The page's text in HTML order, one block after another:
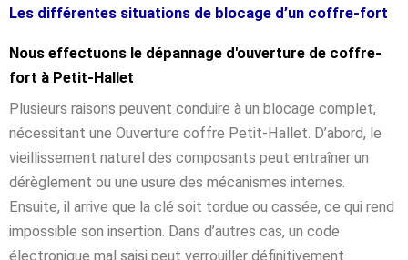
Les différentes situations de blocage d’un coffre-fort
Nous effectuons le dépannage d'ouverture de coffre-
fort à Petit-Hallet
Plusieurs raisons peuvent conduire à un blocage complet,
nécessitant une Ouverture coffre Petit-Hallet. D’abord, le
vieillissement naturel des composants peut entraîner un
dérèglement ou une usure des mécanismes internes.
Ensuite, il arrive que la clé soit tordue ou cassée, ce qui rend
impossible son insertion. Dans d’autres cas, un code
électronique mal saisi peut verrouiller définitivement